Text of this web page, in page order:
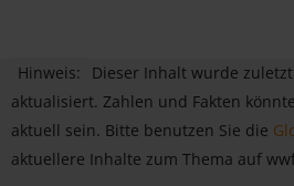
Hinweis:
Dieser Inhalt wurde
aktualisiert. Zahlen und Fakten
aktuell sein. Bitte benutzen Sie die
aktuellere Inhalte zum Thema auf